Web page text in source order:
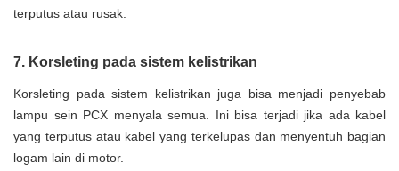
terputus atau rusak.
7. Korsleting pada sistem kelistrikan
Korsleting pada sistem kelistrikan juga bisa menjadi penyebab
lampu sein PCX menyala semua. Ini bisa terjadi jika ada kabel
yang terputus atau kabel yang terkelupas dan menyentuh bagian
logam lain di motor.